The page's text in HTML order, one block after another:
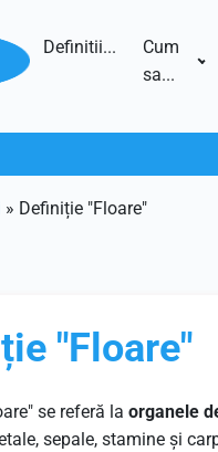
Definitii...
Cum
sa...
» Definiție "Floare"
"Floare"
se referă la organele
sepale, stamine și